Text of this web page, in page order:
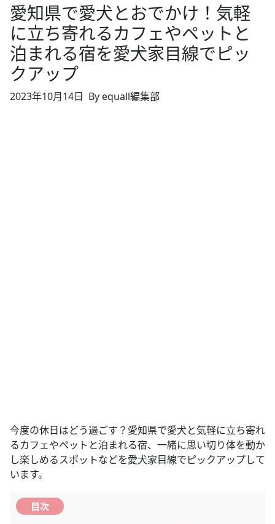
愛知県で愛犬とおでかけ！気軽
に立ち寄れるカフェやペットと
泊まれる宿を愛犬家目線でピッ
クアップ
2023年10月14日 By equall編集部
今度の休日はどう過ごす？愛知県で愛犬と気軽に立ち寄れ
るカフェやペットと泊まれる宿、一緒に思い切り体を動か
し楽しめるスポットなどを愛犬家目線でピックアップして
います。
目次